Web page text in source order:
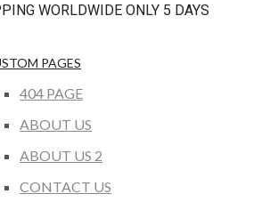
WORLDWIDE ONLY 5 DAYS
PAGES
404 PAGE
ABOUT US
ABOUT US 2
CONTACT US